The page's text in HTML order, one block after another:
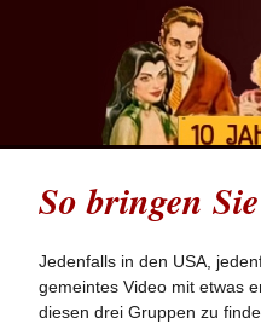
So bringen
Jedenfalls in den USA,
gemeintes Video mit etwas
diesen drei Gruppen zu